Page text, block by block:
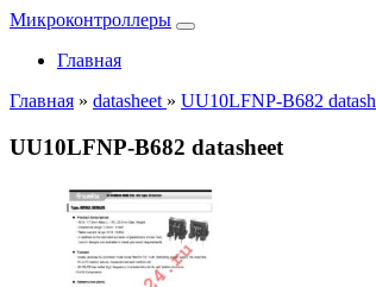
Микроконтроллеры
Главная
Главная » datasheet » UU10LFNP-B682
UU10LFNP-B682 datasheet